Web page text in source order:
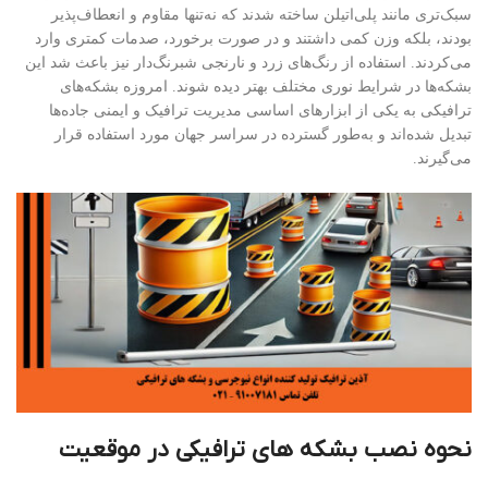
سبک‌تری مانند پلی‌اتیلن ساخته شدند که نه‌تنها مقاوم و انعطاف‌پذیر
بودند، بلکه وزن کمی داشتند و در صورت برخورد، صدمات کمتری وارد
می‌کردند. استفاده از رنگ‌های زرد و نارنجی شبرنگ‌دار نیز باعث شد این
بشکه‌ها در شرایط نوری مختلف بهتر دیده شوند. امروزه بشکه‌های
ترافیکی به یکی از ابزارهای اساسی مدیریت ترافیک و ایمنی جاده‌ها
تبدیل شده‌اند و به‌طور گسترده در سراسر جهان مورد استفاده قرار
می‌گیرند.
نحوه نصب بشکه های ترافیکی در موقعیت